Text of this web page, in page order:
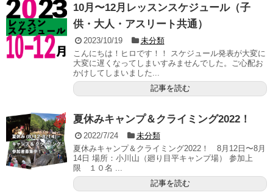
10月〜12月レッスンスケジュール（子
供・大人・アスリート共通）
2023/10/19
未分類
こんにちは！ヒロです！！ スケジュール発表が大変に
大変に遅くなってしまいすみませんでした。ご心配お
かけしてしまいました...
記事を読む
夏休みキャンプ＆クライミング2022！
2022/7/24
未分類
夏休みキャンプ＆クライミング2022！ 8月12日〜8月
14日 場所：小川山（廻り目平キャンプ場） 参加上
限 １０名 ...
記事を読む